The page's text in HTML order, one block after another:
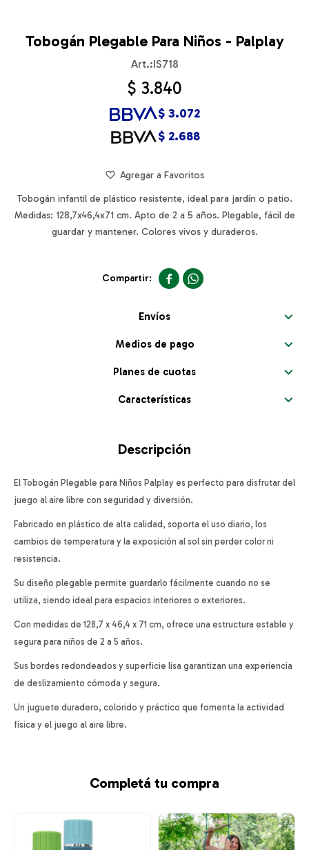
Tobogán Plegable Para Niños - Palplay
IS718
$ 3.840
$ 2.688
$ 3.072
Tobogán infantil de plástico resistente, ideal para jardín o patio.
Medidas: 128,7x46,4x71 cm. Apto de 2 a 5 años. Plegable, fácil de
guardar y mantener. Colores vivos y duraderos.
 
Envíos
Medios de pago
Planes de cuotas
Características
Descripción
El Tobogán Plegable para Niños Palplay es perfecto para disfrutar del
juego al aire libre con seguridad y diversión.
Fabricado en plástico de alta calidad, soporta el uso diario, los
cambios de temperatura y la exposición al sol sin perder color ni
resistencia.
Su diseño plegable permite guardarlo fácilmente cuando no se
utiliza, siendo ideal para espacios interiores o exteriores.
Con medidas de 128,7 x 46,4 x 71 cm, ofrece una estructura estable y
segura para niños de 2 a 5 años.
Sus bordes redondeados y superficie lisa garantizan una experiencia
de deslizamiento cómoda y segura.
Un juguete duradero, colorido y práctico que fomenta la actividad
física y el juego al aire libre.
Completá tu compra